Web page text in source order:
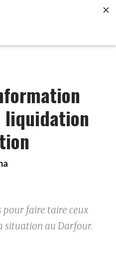
pour faire taire ceux
situation au Darfour.